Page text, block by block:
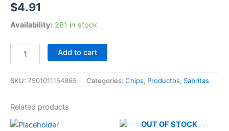
$4.91
Availability: 261 in stock
Add to cart
SKU: 7501011154865 Categories: Chips, Productos, Sabritas
Related products
OUT OF STOCK